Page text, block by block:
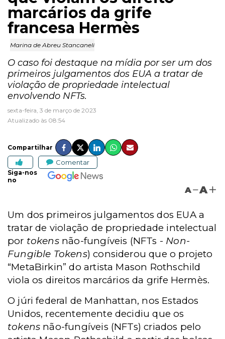
marcários da grife
francesa Hermès
Marina de Abreu Stancaneli
O caso foi destaque na mídia por ser um dos
primeiros julgamentos dos EUA a tratar de
violação de propriedade intelectual
envolvendo NFTs.
sexta-feira, 3 de março de 2023
Atualizado às 08:54
Compartilhar
Comentar
Siga-nos
no
A A
Um dos primeiros julgamentos dos EUA a
tratar de violação de propriedade intelectual
por tokensnão-fungíveis (NFTs - Non-
Fungible Tokens) considerou que o projeto
“MetaBirkin” do artista Mason Rothschild
viola os direitos marcários da grife Hermès.
O júri federal de Manhattan, nos Estados
Unidos, recentemente decidiu que os
tokens não-fungíveis (NFTs) criados pelo